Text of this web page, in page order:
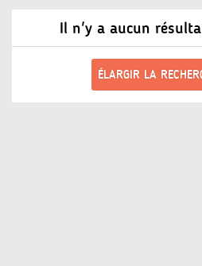
Il n'y a aucun
ÉLARGIR LA